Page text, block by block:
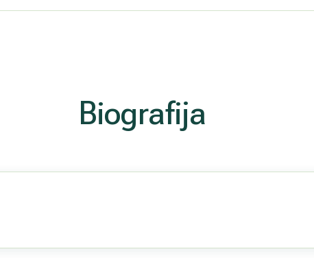
Biografija